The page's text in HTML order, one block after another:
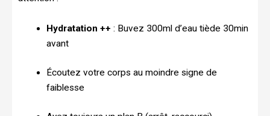
Hydratation ++ : Buvez 300ml d’eau tiède 30min
avant
Écoutez votre corps au moindre signe de
faiblesse